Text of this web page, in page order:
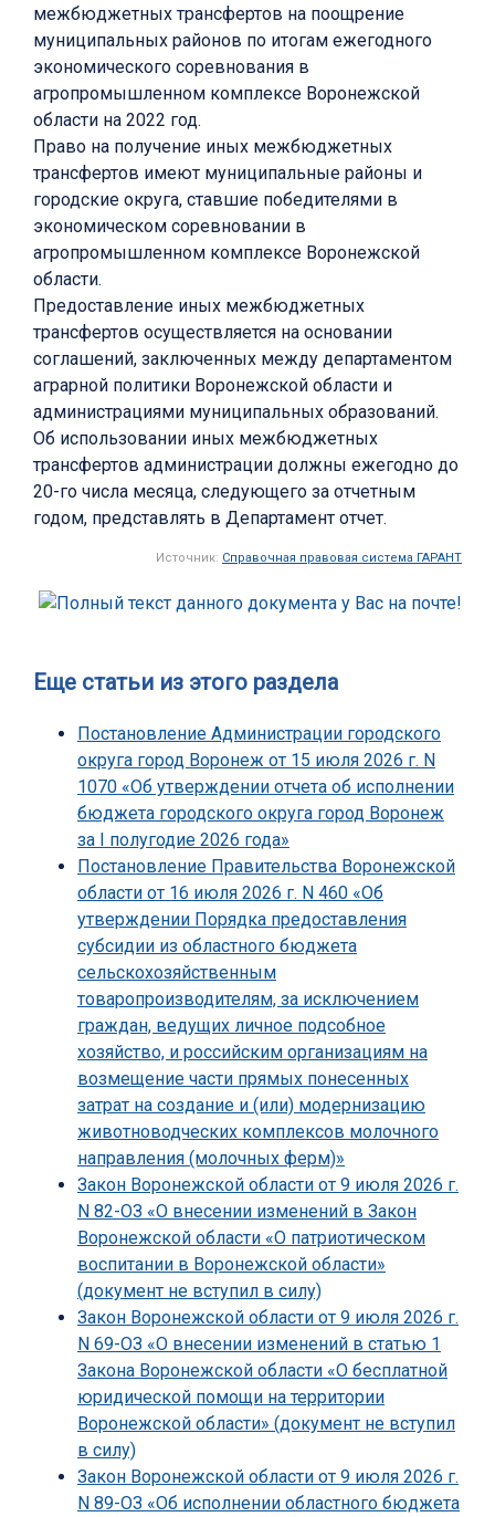
межбюджетных трансфертов на поощрение
муниципальных районов по итогам ежегодного
экономического соревнования в
агропромышленном комплексе Воронежской
области на 2022 год.
Право на получение иных межбюджетных
трансфертов имеют муниципальные районы и
городские округа, ставшие победителями в
экономическом соревновании в
агропромышленном комплексе Воронежской
области.
Предоставление иных межбюджетных
трансфертов осуществляется на основании
соглашений, заключенных между департаментом
аграрной политики Воронежской области и
администрациями муниципальных образований.
Об использовании иных межбюджетных
трансфертов администрации должны ежегодно до
20-го числа месяца, следующего за отчетным
годом, представлять в Департамент отчет.
Источник: Справочная правовая система ГАРАНТ
Еще статьи из этого раздела
Постановление Администрации городского
округа город Воронеж от 15 июля 2026 г. N
1070 «Об утверждении отчета об исполнении
бюджета городского округа город Воронеж
за I полугодие 2026 года»
Постановление Правительства Воронежской
области от 16 июля 2026 г. N 460 «Об
утверждении Порядка предоставления
субсидии из областного бюджета
сельскохозяйственным
товаропроизводителям, за исключением
граждан, ведущих личное подсобное
хозяйство, и российским организациям на
возмещение части прямых понесенных
затрат на создание и (или) модернизацию
животноводческих комплексов молочного
направления (молочных ферм)»
Закон Воронежской области от 9 июля 2026 г.
N 82-ОЗ «О внесении изменений в Закон
Воронежской области «О патриотическом
воспитании в Воронежской области»
(документ не вступил в силу)
Закон Воронежской области от 9 июля 2026 г.
N 69-ОЗ «О внесении изменений в статью 1
Закона Воронежской области «О бесплатной
юридической помощи на территории
Воронежской области» (документ не вступил
в силу)
Закон Воронежской области от 9 июля 2026 г.
N 89-ОЗ «Об исполнении областного бюджета